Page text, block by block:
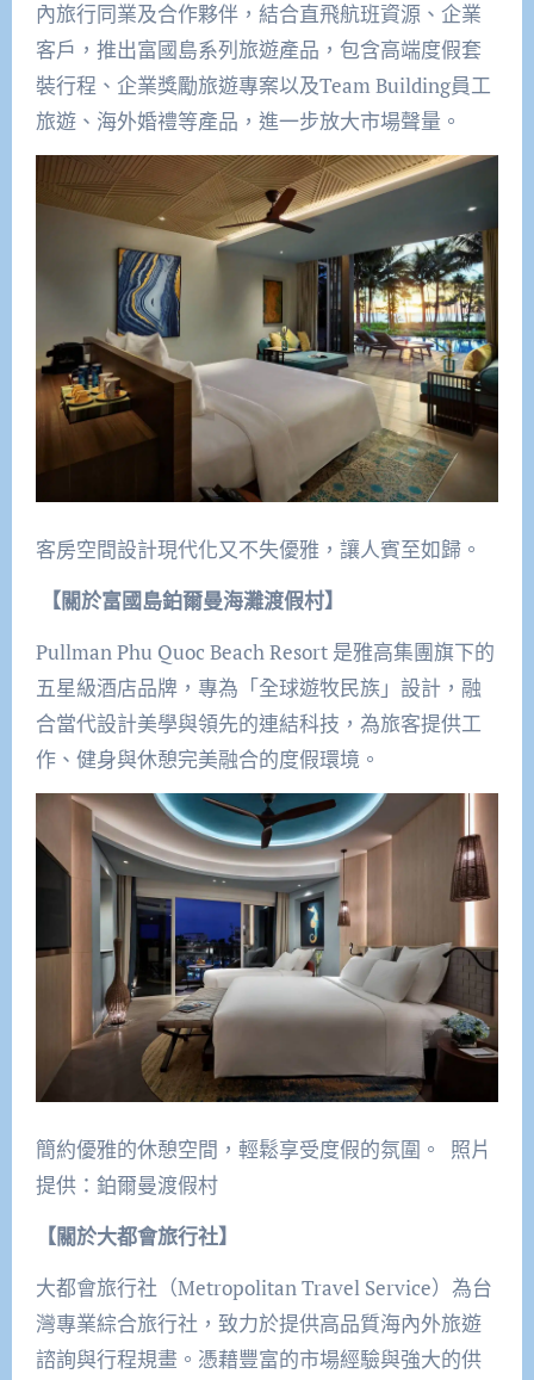
內旅行同業及合作夥伴，結合直飛航班資源、企業
客戶，推出富國島系列旅遊產品，包含高端度假套
裝行程、企業獎勵旅遊專案以及Team Building員工
旅遊、海外婚禮等產品，進一步放大市場聲量。
客房空間設計現代化又不失優雅，讓人賓至如歸。
【關於富國島鉑爾曼海灘渡假村】
Pullman Phu Quoc Beach Resort 是雅高集團旗下的
五星級酒店品牌，專為「全球遊牧民族」設計，融
合當代設計美學與領先的連結科技，為旅客提供工
作、健身與休憩完美融合的度假環境。
簡約優雅的休憩空間，輕鬆享受度假的氛圍。 照片
提供：鉑爾曼渡假村
【關於大都會旅行社】
大都會旅行社（Metropolitan Travel Service）為台
灣專業綜合旅行社，致力於提供高品質海內外旅遊
諮詢與行程規畫。憑藉豐富的市場經驗與強大的供